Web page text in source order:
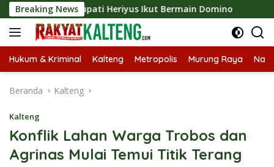
Langsung
ke
konten
Breaking News
2026, Bupati Heriyus Ikut Bermain Domino Tekan
Hukum & Kriminal Kalteng Metropolis Murung Raya
Beranda Kalteng
Kalteng
Konflik Lahan Warga Trobos dan
Agrinas Mulai Temui Titik Terang